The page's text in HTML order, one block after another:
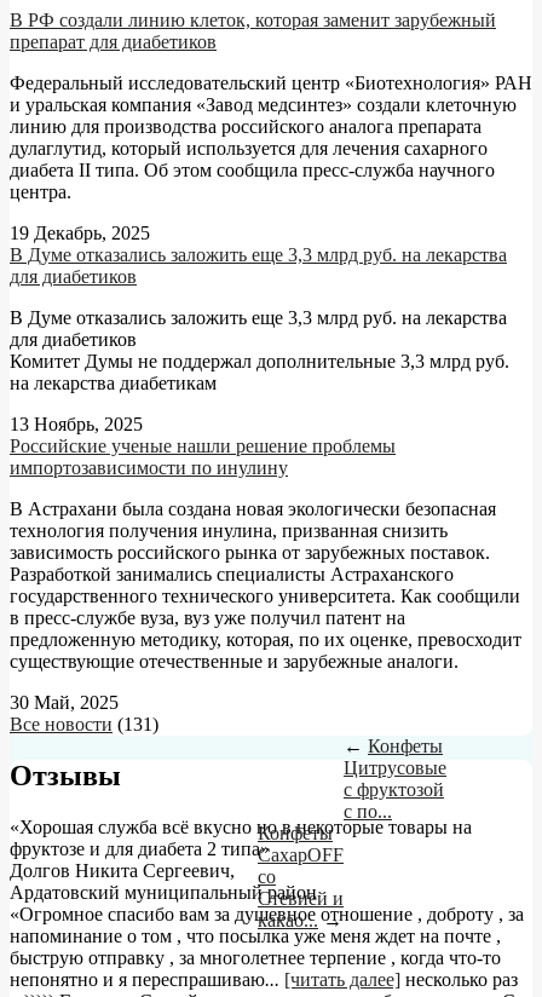
В РФ создали линию клеток, которая заменит зарубежный
препарат для диабетиков
Федеральный исследовательский центр «Биотехнология» РАН
и уральская компания «Завод медсинтез» создали клеточную
линию для производства российского аналога препарата
дулаглутид, который используется для лечения сахарного
диабета II типа. Об этом сообщила пресс-служба научного
центра.
19 Декабрь, 2025
В Думе отказались заложить еще 3,3 млрд руб. на лекарства
для диабетиков
В Думе отказались заложить еще 3,3 млрд руб. на лекарства
для диабетиков
Комитет Думы не поддержал дополнительные 3,3 млрд руб.
на лекарства диабетикам
13 Ноябрь, 2025
Российские ученые нашли решение проблемы
импортозависимости по инулину
В Астрахани была создана новая экологически безопасная
технология получения инулина, призванная снизить
зависимость российского рынка от зарубежных поставок.
Разработкой занимались специалисты Астраханского
государственного технического университета. Как сообщили
в пресс-службе вуза, вуз уже получил патент на
предложенную методику, которая, по их оценке, превосходит
существующие отечественные и зарубежные аналоги.
30 Май, 2025
Все новости (131)
Отзывы
«Хорошая служба всё вкусно но в некоторые товары на
фруктозе и для диабета 2 типа»
Долгов Никита Сергеевич,
Ардатовский муниципальный район
«Огромное спасибо вам за душевное отношение , доброту , за
напоминание о том , что посылка уже меня ждет на почте ,
быструю отправку , за многолетнее терпение , когда что-то
непонятно и я переспрашиваю... [читать далее] несколько раз
← Конфеты
Цитрусовые
с фруктозой
с по...
Конфеты
СахарOFF
со
Стевией и
какао...→